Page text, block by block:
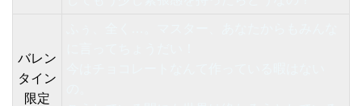
バレン
タイン
限定